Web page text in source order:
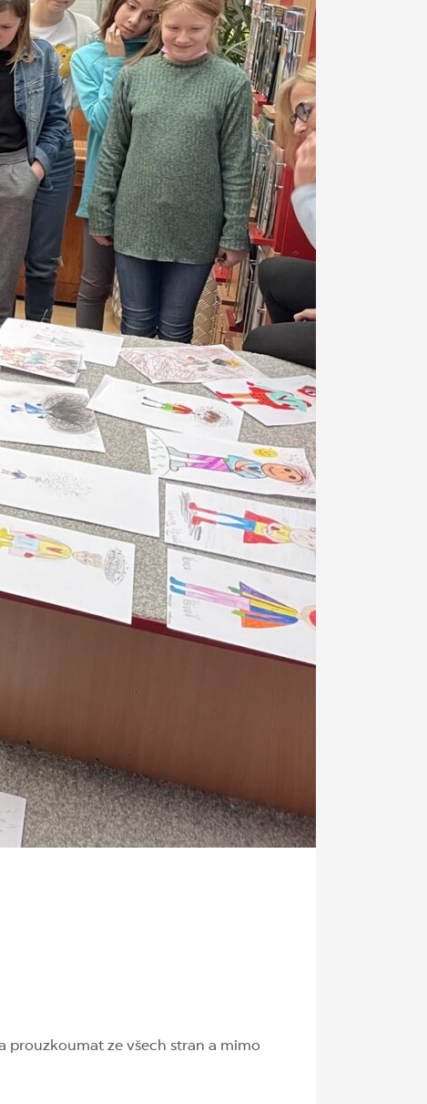
prouzkoumat ze všech stran a mimo